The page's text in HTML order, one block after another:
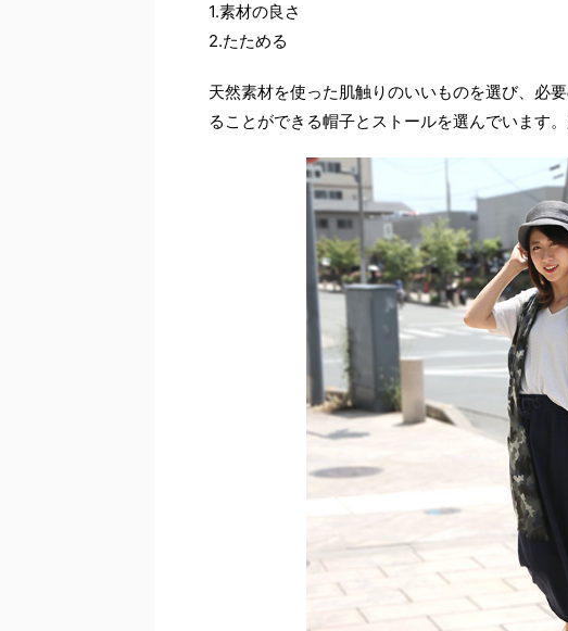
1.素材の良さ
2.たためる
天然素材を使った肌触りのいいものを選び、必
ることができる帽子とストールを選んでいます